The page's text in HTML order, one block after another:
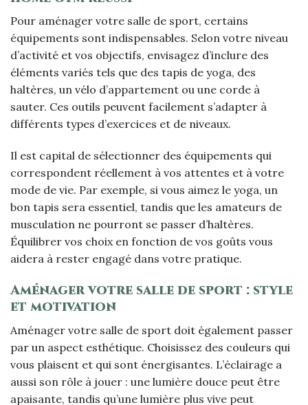
Pour aménager votre salle de sport, certains
équipements sont indispensables. Selon votre niveau
d’activité et vos objectifs, envisagez d’inclure des
éléments variés tels que des tapis de yoga, des
haltères, un vélo d’appartement ou une corde à
sauter. Ces outils peuvent facilement s’adapter à
différents types d’exercices et de niveaux.
Il est capital de sélectionner des équipements qui
correspondent réellement à vos attentes et à votre
mode de vie. Par exemple, si vous aimez le yoga, un
bon tapis sera essentiel, tandis que les amateurs de
musculation ne pourront se passer d’haltères.
Équilibrer vos choix en fonction de vos goûts vous
aidera à rester engagé dans votre pratique.
Aménager votre salle de sport : style
et motivation
Aménager votre salle de sport doit également passer
par un aspect esthétique. Choisissez des couleurs qui
vous plaisent et qui sont énergisantes. L’éclairage a
aussi son rôle à jouer : une lumière douce peut être
apaisante, tandis qu’une lumière plus vive peut